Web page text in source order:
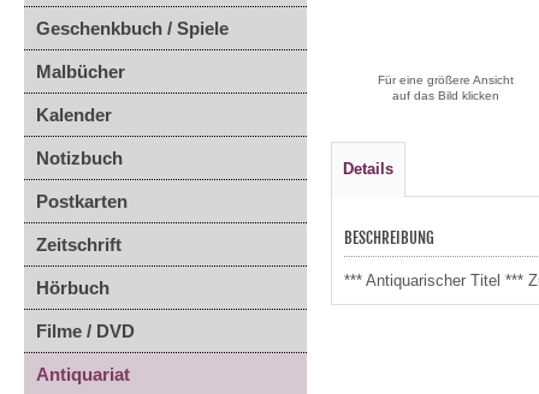
Geschenkbuch / Spiele
Malbücher
Kalender
Notizbuch
Postkarten
Zeitschrift
Hörbuch
Filme / DVD
Antiquariat
Für eine größere Ansicht
auf das Bild klicken
Details
BESCHREIBUNG
*** Antiquarischer Titel ***